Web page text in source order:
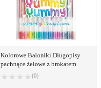
Kolorowe Baloniki Długopisy
pachnące żelowe z brokatem
(0)